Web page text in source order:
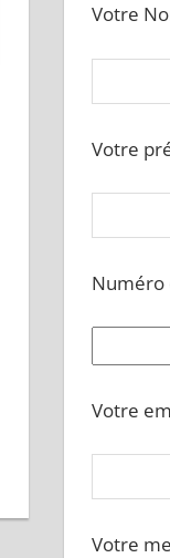
Votre
Votre
Numéro
Votre
Votre